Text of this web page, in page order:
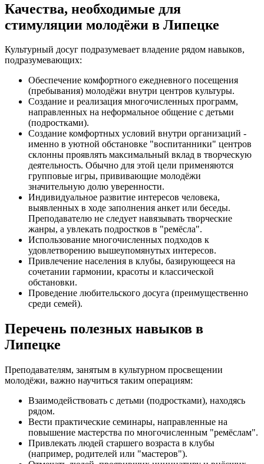
Качества, необходимые для
стимуляции молодёжи в Липецке
Культурный досуг подразумевает владение рядом навыков,
подразумевающих:
Обеспечение комфортного ежедневного посещения
(пребывания) молодёжи внутри центров культуры.
Создание и реализация многочисленных программ,
направленных на неформальное общение с детьми
(подростками).
Создание комфортных условий внутри организаций -
именно в уютной обстановке "воспитанники" центров
склонны проявлять максимальный вклад в творческую
деятельность. Обычно для этой цели применяются
групповые игры, прививающие молодёжи
значительную долю уверенности.
Индивидуальное развитие интересов человека,
выявленных в ходе заполнения анкет или беседы.
Преподавателю не следует навязывать творческие
жанры, а увлекать подростков в "ремёсла".
Использование многочисленных подходов к
удовлетворению вышеупомянутых интересов.
Привлечение населения в клубы, базирующееся на
сочетании гармонии, красоты и классической
обстановки.
Проведение любительского досуга (преимущественно
среди семей).
Перечень полезных навыков в
Липецке
Преподавателям, занятым в культурном просвещении
молодёжи, важно научиться таким операциям:
Взаимодействовать с детьми (подростками), находясь
рядом.
Вести практические семинары, направленные на
повышение мастерства по многочисленным "ремёслам".
Привлекать людей старшего возраста в клубы
(например, родителей или "мастеров").